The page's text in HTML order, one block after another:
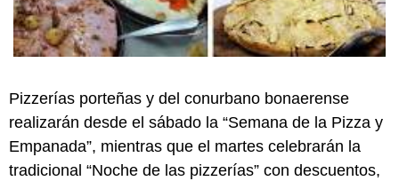
Pizzerías porteñas y del conurbano bonaerense
realizarán desde el sábado la “Semana de la Pizza y
Empanada”, mientras que el martes celebrarán la
tradicional “Noche de las pizzerías” con descuentos,